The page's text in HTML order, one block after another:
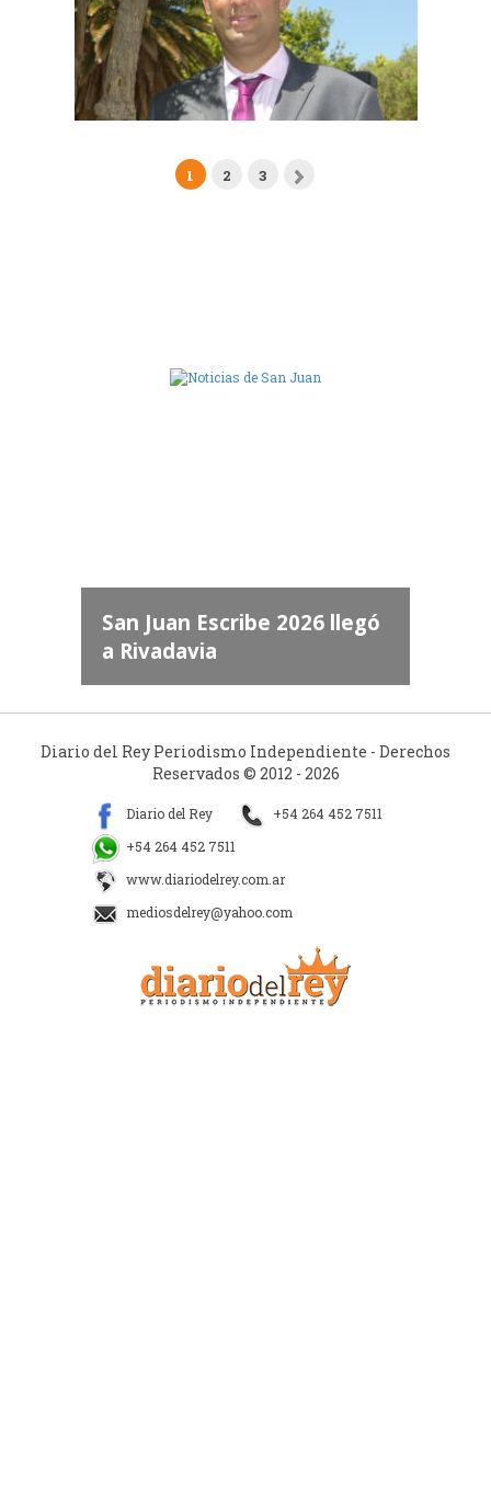
1 2 3
San Juan Escribe 2026 llegó
a Rivadavia
Diario del Rey Periodismo Independiente - Derechos
Reservados © 2012 - 2026
Diario del Rey
+54 264 452 7511
+54 264 452 7511
www.diariodelrey.com.ar
mediosdelrey@yahoo.com